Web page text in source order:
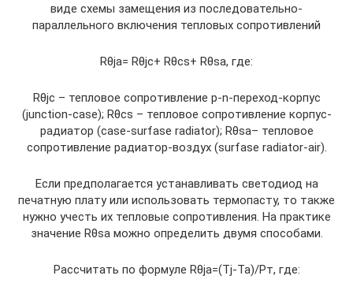
виде схемы замещения из последовательно-
параллельного включения тепловых сопротивлений
Rθja= Rθjc+ Rθcs+ Rθsa, где:
Rθjc – тепловое сопротивление p-n-переход-корпус
(junction-case); Rθcs – тепловое сопротивление корпус-
радиатор (case-surfase radiator); Rθsa– тепловое
сопротивление радиатор-воздух (surfase radiator-air).
Если предполагается устанавливать светодиод на
печатную плату или использовать термопасту, то также
нужно учесть их тепловые сопротивления. На практике
значение Rθsa можно определить двумя способами.
Рассчитать по формуле Rθja=(Tj-Ta)/Pт, где: